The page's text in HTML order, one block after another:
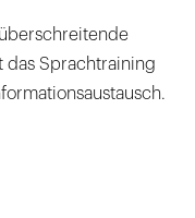
das Sprachtraining